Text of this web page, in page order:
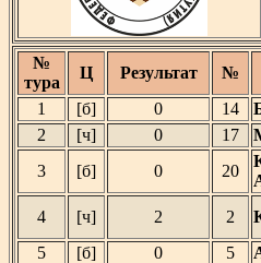
№
тура
Ц Результат №
1
[б] 0 14
2
[ч] 0 17
3
[б] 0 20
4
[ч] 2 2
5
[б] 0 5